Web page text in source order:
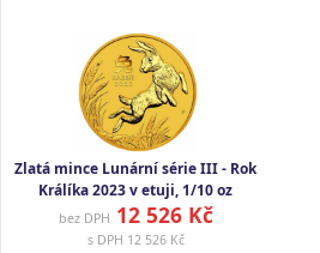
Zlatá mince Lunární série III - Rok
Králíka 2023 v etuji, 1/10 oz
bez DPH 12 526 Kč
s DPH 12 526 Kč